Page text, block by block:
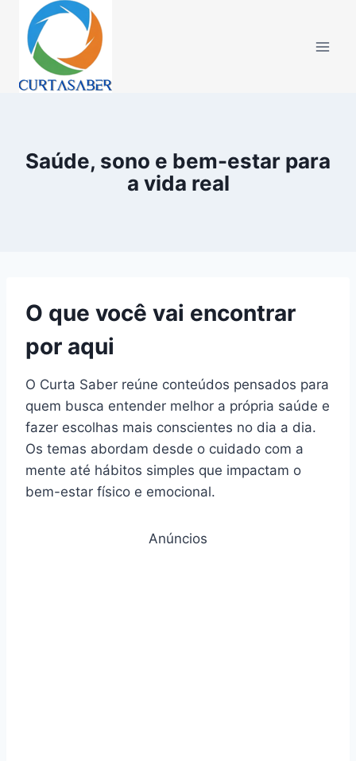
para
Conteúdo
Saúde, sono e bem-estar para
a vida real
O que você vai encontrar
por aqui
O Curta Saber reúne conteúdos pensados para
quem busca entender melhor a própria saúde e
fazer escolhas mais conscientes no dia a dia.
Os temas abordam desde o cuidado com a
mente até hábitos simples que impactam o
bem-estar físico e emocional.
Anúncios